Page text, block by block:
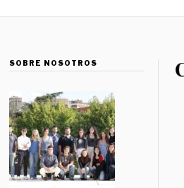
SOBRE NOSOTROS